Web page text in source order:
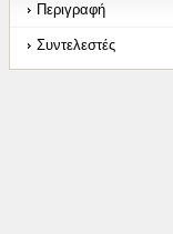
Περιγραφή
Συντελεστές